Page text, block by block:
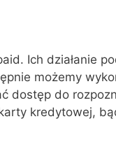
Ich działanie
możemy
dostęp do
kredytowej,